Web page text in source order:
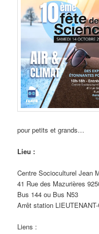
pour petits et grands…
Lieu :
Centre Socioculturel Jean
41 Rue des Mazurières
Bus 144 ou Bus N53
Arrêt station
Liens :